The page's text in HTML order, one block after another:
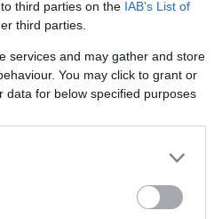
third parties on the IAB’s List of
third parties.
services and may gather and store
You may click to grant or
data for below specified purposes
olvasatra,
hogy a
csak